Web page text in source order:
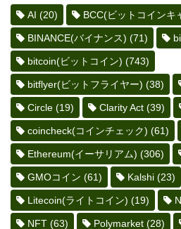
AI (20) BCC(ビットコインキ
BINANCE(バイナンス) (71)
bitcoin(ビットコイン) (743)
bitflyer(ビットフライヤー) (38)
Circle (19) Clarity Act (39)
coincheck(コインチェック) (61)
Ethereum(イーサリアム) (306)
GMOコイン (61) Kalshi (23)
Litecoin(ライトコイン) (19)
NFT (63) Polymarket (28)